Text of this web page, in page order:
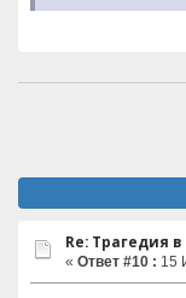
Re: Трагедия
« Ответ #10 : 15